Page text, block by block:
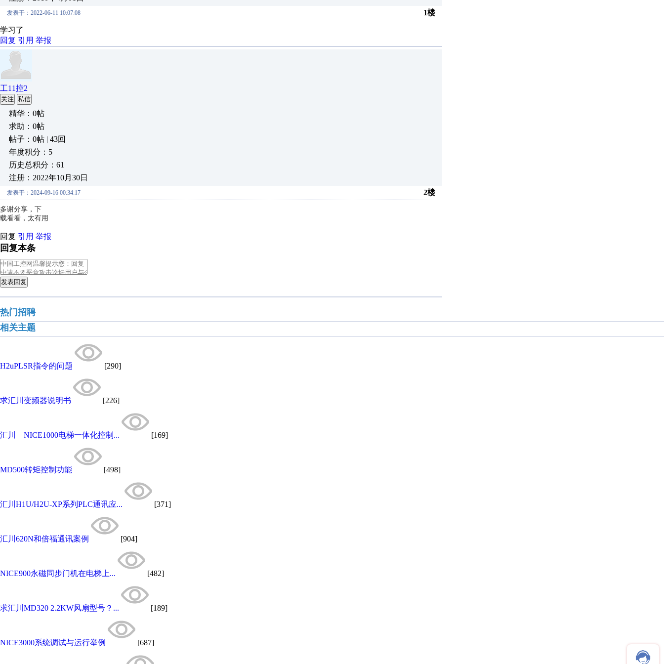
发表于：2022-06-11 10:07:08 1楼
学习了
回复 引用 举报
工11控2
关注 私信
精华：0帖
求助：0帖
帖子：0帖 | 43回
年度积分：5
历史总积分：61
注册：2022年10月30日
发表于：2024-09-16 00:34:17 2楼
多谢分享，下
载看看，太有用
回复 引用 举报
回复本条
发表回复
热门招聘
相关主题
H2uPLSR指令的问题 [290]
求汇川变频器说明书 [226]
汇川—NICE1000电梯一体化控制... [169]
MD500转矩控制功能 [498]
汇川H1U/H2U-XP系列PLC通讯应... [371]
汇川620N和倍福通讯案例 [904]
NICE900永磁同步门机在电梯上... [482]
求汇川MD320 2.2KW风扇型号？... [189]
NICE3000系统调试与运行举例 [687]